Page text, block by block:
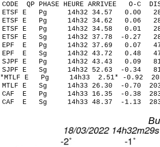
CODE QP PHASE HEURE ARRIVEE
ETSF E Pg 14h32
ETSF E Pg 14h32
ETSF E Pg 14h32
ETSF E Sg 14h32 37.78 -
EPF E Pg 14h32
EPF E Sg 14h32 43.72
SJPF E Pg 14h32
SJPF E Sg 14h32 52.63 -
*MTLF E Pg 14h33
MTLF E Sg 14h33 26.30 -
CAF E Pg 14h33
CAF E Sg 14h33 48.37 -